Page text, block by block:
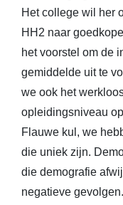
Het college wil her
HH2 naar
het voorstel om de
gemiddelde uit te
we ook het
opleidingsniveau
Flauwe kul, we
die uniek zijn.
die demografie
negatieve